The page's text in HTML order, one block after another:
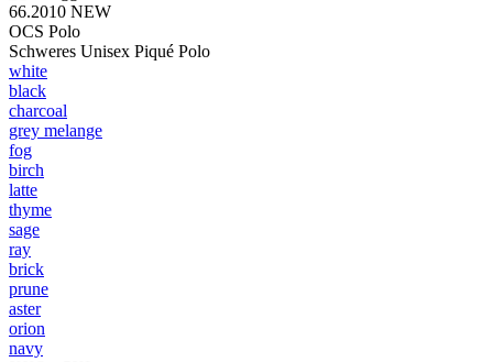
66.2010 NEW
OCS Polo
Schweres Unisex Piqué Polo
white
black
charcoal
grey melange
fog
birch
latte
thyme
sage
ray
brick
prune
aster
orion
navy